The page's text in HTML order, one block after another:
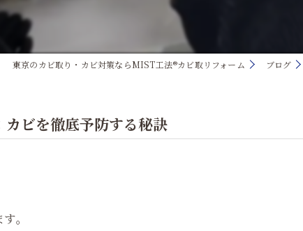
東京のカビ取り・カビ対策ならMIST工法®カビ取リフォーム ブログ
ビを徹底予防する秘訣
。